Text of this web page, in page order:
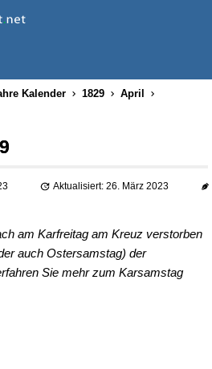
Kalender 1829
April
Aktualisiert: 26. März 2023
am Karfreitag am Kreuz verstorben
auch Ostersamstag) der
Sie mehr zum Karsamstag